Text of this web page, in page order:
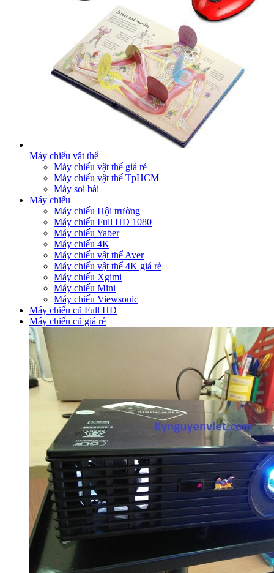
Máy chiếu vật thể
Máy chiếu vật thể giá rẻ
Máy chiếu vật thể TpHCM
Máy soi bài
Máy chiếu
Máy chiếu Hội trường
Máy chiếu Full HD 1080
Máy chiếu Yaber
Máy chiếu 4K
Máy chiếu vật thể Aver
Máy chiếu vật thể 4K giá rẻ
Máy chiếu Xgimi
Máy chiếu Mini
Máy chiếu Viewsonic
Máy chiếu cũ Full HD
Máy chiếu cũ giá rẻ